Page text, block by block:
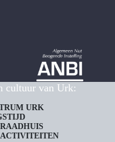
cultuur van Urk:
URK